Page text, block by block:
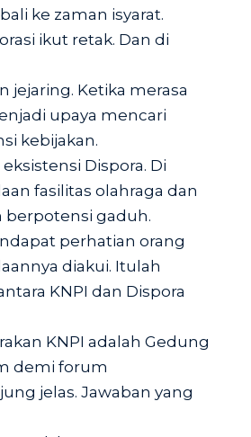
ke zaman isyarat.
ikut retak. Dan di
jejaring. Ketika merasa
upaya mencari
kebijakan.
Dispora. Di
fasilitas olahraga dan
berpotensi gaduh.
perhatian orang
diakui. Itulah
KNPI dan Dispora
KNPI adalah Gedung
demi forum
jelas. Jawaban yang